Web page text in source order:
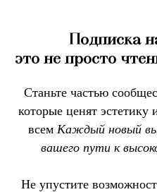
Подписка
это не просто
Станьте частью
которые ценят эстетику
всем Каждый новый
вашего пути к
Не упустите